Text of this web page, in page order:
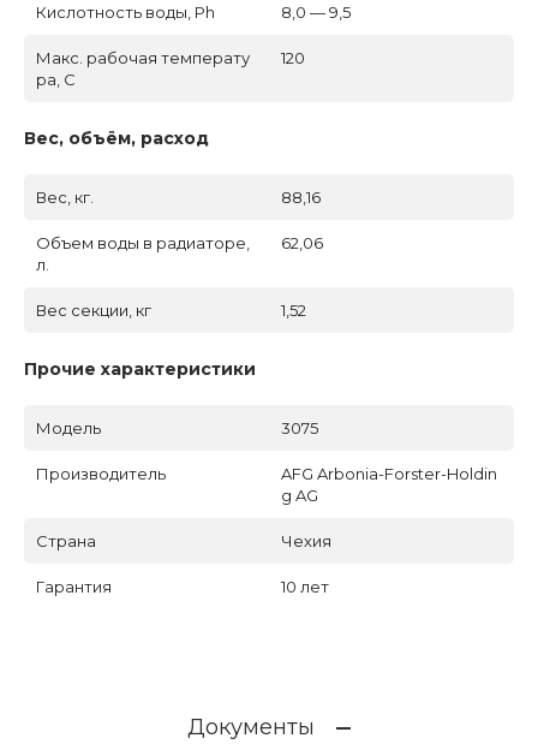
Кислотность воды, Ph 8,0 — 9,5
Макс. рабочая температу
ра, C
120
Вес, объём, расход
Вес, кг. 88,16
Объем воды в радиаторе,
л.
62,06
Вес секции, кг 1,52
Прочие характеристики
Модель 3075
Производитель
AFG Arbonia-Forster-Holdin
g AG
Страна Чехия
Гарантия 10 лет
Документы